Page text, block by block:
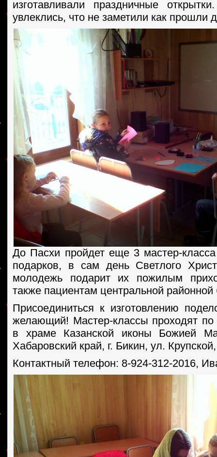
изготавливали праздничные
увлеклись, что не заметили как прошли
До Пасхи пройдет еще 3 мастер-
подарков, в сам день Светлого
молодежь подарит их пожилым
также пациентам центральной
Присоединиться к изготовлению
желающий! Мастер-классы проходят по
в храме Казанской иконы Божией
Хабаровский край, г. Бикин, ул.
Контактный телефон: 8-924-312-2016,